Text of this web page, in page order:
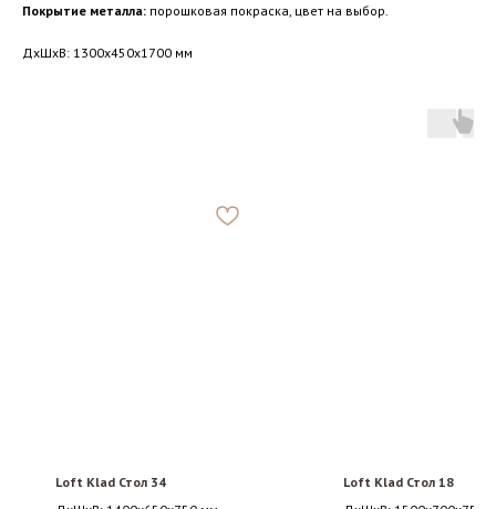
Покрытие металла: порошковая покраска, цвет на выбор.
ДxШxВ: 1300x450x1700 мм
Loft Klad Стол 34
Loft Klad Стол 18